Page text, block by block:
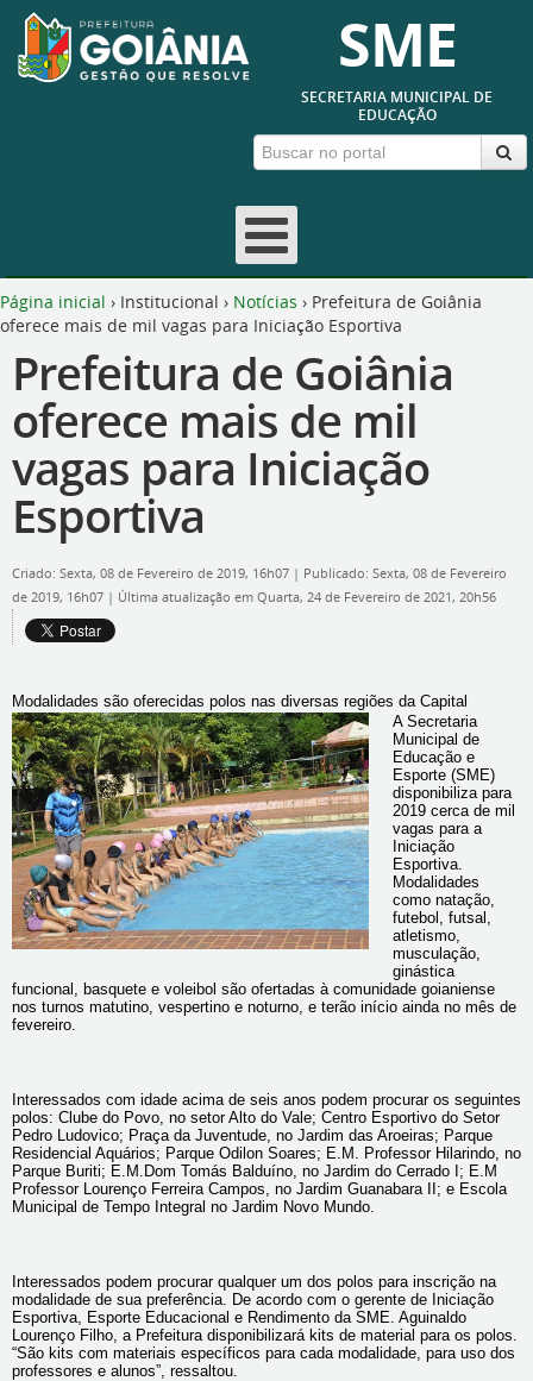
SME
SECRETARIA MUNICIPAL DE
EDUCAÇÃO
Página inicial › Institucional › Notícias › Prefeitura de Goiânia
oferece mais de mil vagas para Iniciação Esportiva
Prefeitura de Goiânia
oferece mais de mil
vagas para Iniciação
Esportiva
Criado: Sexta, 08 de Fevereiro de 2019, 16h07 | Publicado: Sexta, 08 de Fevereiro
de 2019, 16h07 | Última atualização em Quarta, 24 de Fevereiro de 2021, 20h56
Modalidades são oferecidas polos nas diversas regiões da Capital
A Secretaria
Municipal de
Educação e
Esporte (SME)
disponibiliza para
2019 cerca de mil
vagas para a
Iniciação
Esportiva.
Modalidades
como natação,
futebol, futsal,
atletismo,
musculação,
ginástica
funcional, basquete e voleibol são ofertadas à comunidade goianiense
nos turnos matutino, vespertino e noturno, e terão início ainda no mês de
fevereiro.
Interessados com idade acima de seis anos podem procurar os seguintes
polos: Clube do Povo, no setor Alto do Vale; Centro Esportivo do Setor
Pedro Ludovico; Praça da Juventude, no Jardim das Aroeiras; Parque
Residencial Aquários; Parque Odilon Soares; E.M. Professor Hilarindo, no
Parque Buriti; E.M.Dom Tomás Balduíno, no Jardim do Cerrado I; E.M
Professor Lourenço Ferreira Campos, no Jardim Guanabara II; e Escola
Municipal de Tempo Integral no Jardim Novo Mundo.
Interessados podem procurar qualquer um dos polos para inscrição na
modalidade de sua preferência. De acordo com o gerente de Iniciação
Esportiva, Esporte Educacional e Rendimento da SME. Aguinaldo
Lourenço Filho, a Prefeitura disponibilizará kits de material para os polos.
“São kits com materiais específicos para cada modalidade, para uso dos
professores e alunos”, ressaltou.